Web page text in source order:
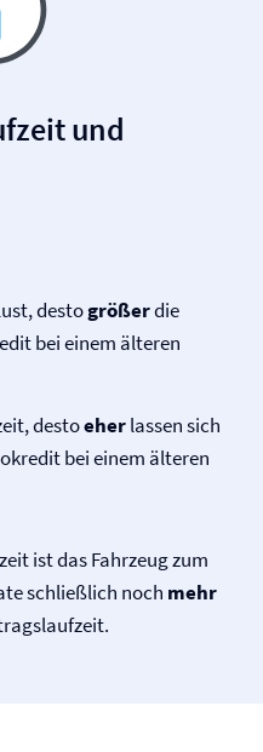
und
destogrößerdie
bei einem älteren
destoeherlassen sich
bei einem älteren
ist das Fahrzeug zum
schließlich noch mehr